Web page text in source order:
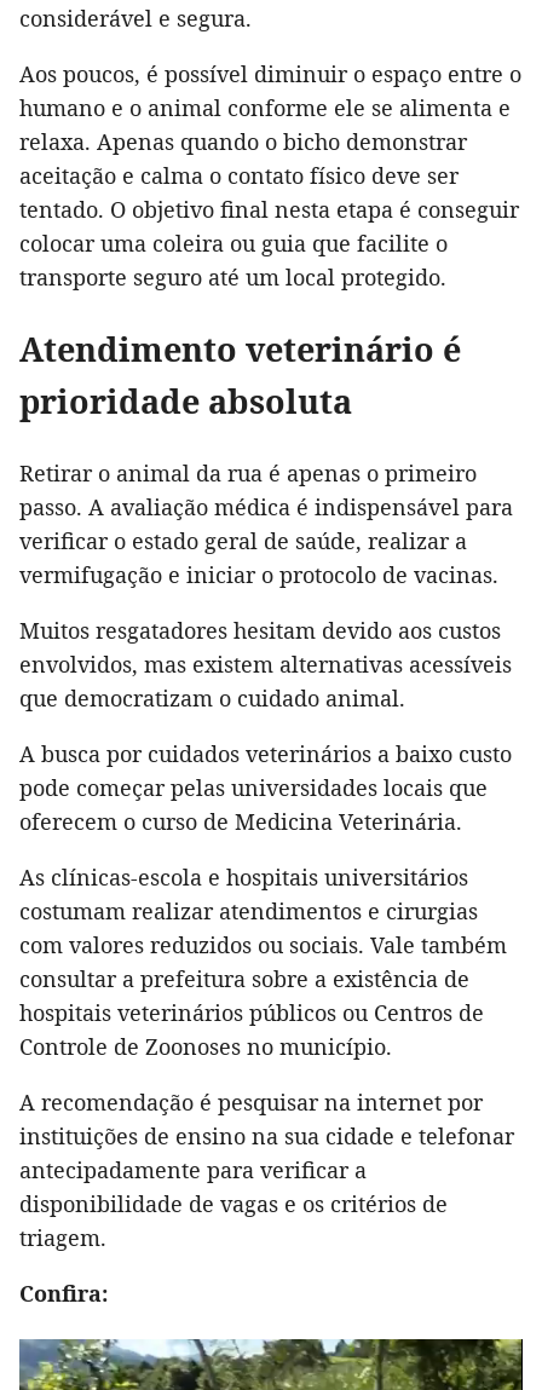
considerável e segura.
Aos poucos, é possível diminuir o espaço entre o
humano e o animal conforme ele se alimenta e
relaxa. Apenas quando o bicho demonstrar
aceitação e calma o contato físico deve ser
tentado. O objetivo final nesta etapa é conseguir
colocar uma coleira ou guia que facilite o
transporte seguro até um local protegido.
Atendimento veterinário é
prioridade absoluta
Retirar o animal da rua é apenas o primeiro
passo. A avaliação médica é indispensável para
verificar o estado geral de saúde, realizar a
vermifugação e iniciar o protocolo de vacinas.
Muitos resgatadores hesitam devido aos custos
envolvidos, mas existem alternativas acessíveis
que democratizam o cuidado animal.
A busca por cuidados veterinários a baixo custo
pode começar pelas universidades locais que
oferecem o curso de Medicina Veterinária.
As clínicas-escola e hospitais universitários
costumam realizar atendimentos e cirurgias
com valores reduzidos ou sociais. Vale também
consultar a prefeitura sobre a existência de
hospitais veterinários públicos ou Centros de
Controle de Zoonoses no município.
A recomendação é pesquisar na internet por
instituições de ensino na sua cidade e telefonar
antecipadamente para verificar a
disponibilidade de vagas e os critérios de
triagem.
Confira: